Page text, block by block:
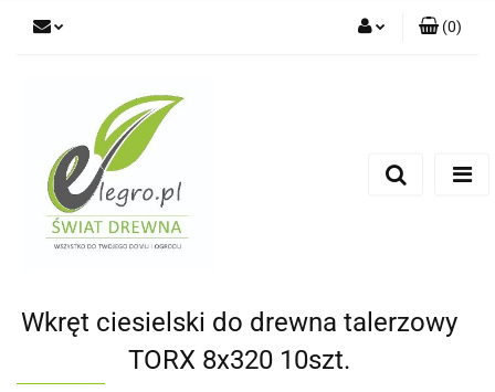
(0)
Wkręt ciesielski do drewna talerzowy
TORX 8x320 10szt.